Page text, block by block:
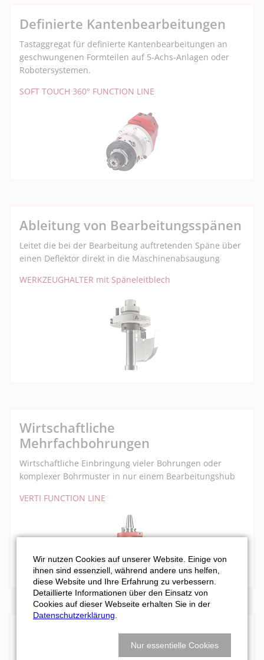
Definierte Kantenbearbeitungen
Tastaggregat für definierte Kantenbearbeitungen an
geschwungenen Formteilen auf 5-Achs-Anlagen oder
Robotersystemen.
SOFT TOUCH 360° FUNCTION LINE
Ableitung von Bearbeitungsspänen
Leitet die bei der Bearbeitung auftretenden Späne über
einen Deflektor direkt in die Maschinenabsaugung
WERKZEUGHALTER mit Späneleitblech
Wirtschaftliche
Mehrfachbohrungen
Wirtschaftliche Einbringung vieler Bohrungen oder
komplexer Bohrmuster in nur einem Bearbeitungshub
VERTI FUNCTION LINE
Automatisiert Schleifen
Wir nutzen Cookies auf unserer Website. Einige von
ihnen sind essenziell, während andere uns helfen,
diese Website und Ihre Erfahrung zu verbessern.
Detaillierte Informationen über den Einsatz von
Cookies auf dieser Webseite erhalten Sie in der
Datenschutzerklärung.
Nur essentielle Cookies